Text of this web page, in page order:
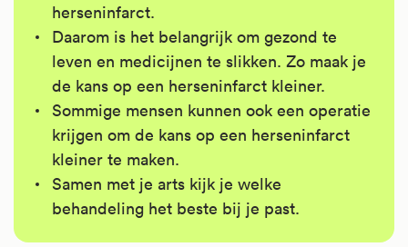
herseninfarct.
Daarom is het belangrijk om gezond te
leven en medicijnen te slikken. Zo maak je
de kans op een herseninfarct kleiner.
Sommige mensen kunnen ook een operatie
krijgen om de kans op een herseninfarct
kleiner te maken.
Samen met je arts kijk je welke
behandeling het beste bij je past.